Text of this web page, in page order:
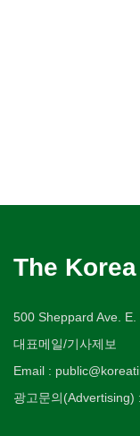
The
500 Sheppard Ave.
대표메일/기사제보
Email :
광고문의(Advertising) :